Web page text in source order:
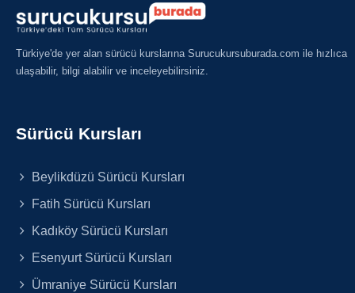
Türkiye'de yer alan sürücü kurslarına Surucukursuburada.com ile hızlıca
ulaşabilir, bilgi alabilir ve inceleyebilirsiniz.
Sürücü Kursları
Beylikdüzü Sürücü Kursları
Fatih Sürücü Kursları
Kadıköy Sürücü Kursları
Esenyurt Sürücü Kursları
Ümraniye Sürücü Kursları